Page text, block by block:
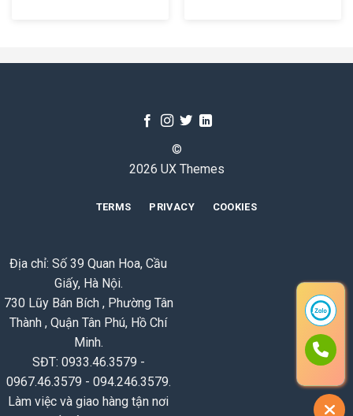
©
2026 UX Themes
TERMS PRIVACY COOKIES
Địa chỉ: Số 39 Quan Hoa, Cầu
Giấy, Hà Nội.
730 Lũy Bán Bích , Phường Tân
Thành , Quận Tân Phú, Hồ Chí
Minh.
SĐT: 0933.46.3579 -
0967.46.3579 - 094.246.3579.
Làm việc và giao hàng tận nơi